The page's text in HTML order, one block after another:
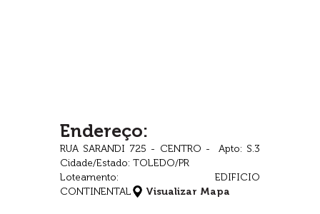
Endereço:
RUA SARANDI 725 - CENTRO - Apto: S.3
Cidade/Estado: TOLEDO/PR
Loteamento: EDIFICIO
CONTINENTAL
Visualizar Mapa